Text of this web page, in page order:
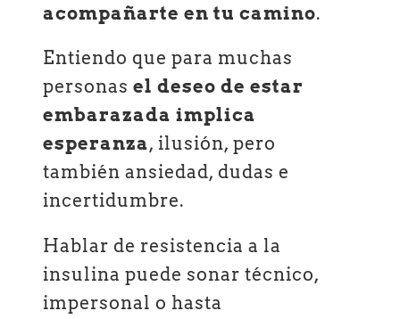
acompañarte en tu camino.
Entiendo que para muchas
personasel deseo de estar
embarazada implica
esperanza, ilusión, pero
también ansiedad, dudas e
incertidumbre.
Hablar de resistencia a la
insulina puede sonar técnico,
impersonal o hasta